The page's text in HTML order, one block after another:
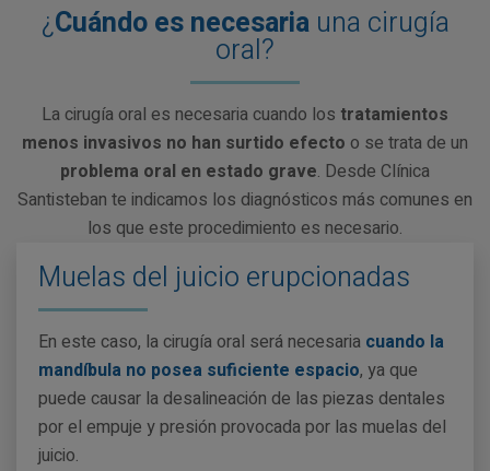
¿Cuándo es necesariauna cirugía
oral?
La cirugía oral es necesaria cuando los tratamientos
menos invasivos no han surtido efecto o se trata de un
problema oral en estado grave. Desde Clínica
Santisteban te indicamos los diagnósticos más comunes en
los que este procedimiento es necesario.
Muelas del juicio erupcionadas
En este caso, la cirugía oral será necesaria cuando la
mandíbula no posea suficiente espacio, ya que
puede causar la desalineación de las piezas dentales
por el empuje y presión provocada por las muelas del
juicio.